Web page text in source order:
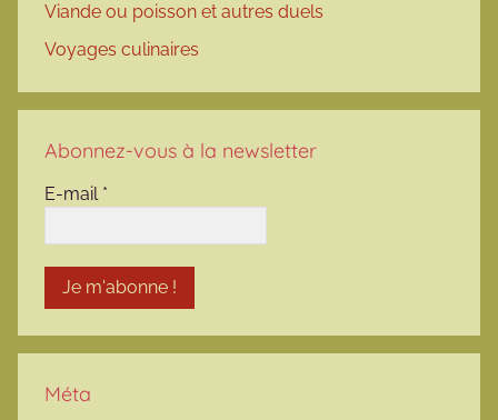
Viande ou poisson et autres duels
Voyages culinaires
Abonnez-vous à la newsletter
E-mail *
Méta